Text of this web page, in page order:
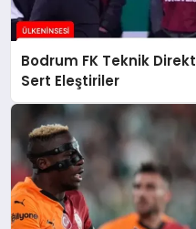
Bodrum FK Teknik
Sert Eleştiriler